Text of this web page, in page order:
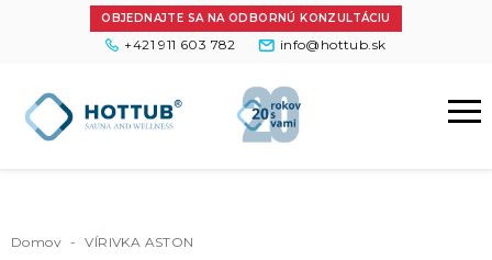
OBJEDNAJTE SA NA ODBORNÚ KONZULTÁCIU
+421 911 603 782 info@hottub.sk
Domov - VÍRIVKA ASTON